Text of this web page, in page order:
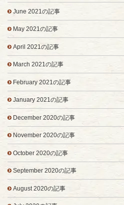
June 2021の記事
May 2021の記事
April 2021の記事
March 2021の記事
February 2021の記事
January 2021の記事
December 2020の記事
November 2020の記事
October 2020の記事
September 2020の記事
August 2020の記事